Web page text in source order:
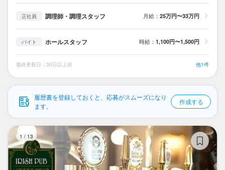
掲載をご検討の店舗様へ
プライバシーポリシー
企業情報
正社員 調理師・調理スタッフ 月給： 25万円〜33万円
バイト ホールスタッフ 時給： 1,100円〜1,500円
最終更新日：30日以上前 他1件
履歴書を登録しておくと、応募がスムーズになり
ます。
作成する
1 / 13